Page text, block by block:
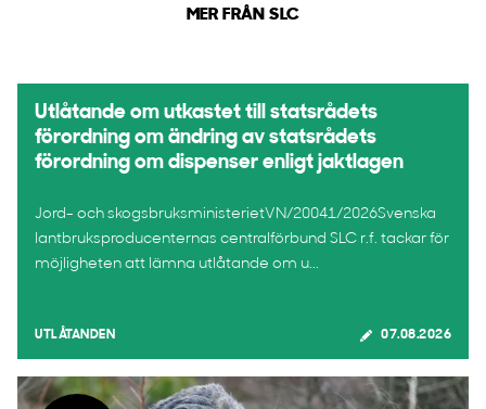
MER FRÅN SLC
Utlåtande om utkastet till statsrådets
förordning om ändring av statsrådets
förordning om dispenser enligt jaktlagen
Jord- och skogsbruksministerietVN/20041/2026Svenska
lantbruksproducenternas centralförbund SLC r.f. tackar för
möjligheten att lämna utlåtande om u...
UTLÅTANDEN 07.08.2026